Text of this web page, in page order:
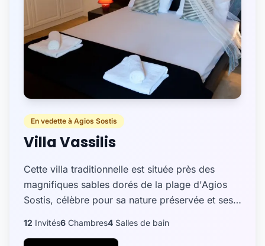
En vedette à Agios Sostis
Villa Vassilis
Cette villa traditionnelle est située près des
magnifiques sables dorés de la plage d'Agios
Sostis, célèbre pour sa nature préservée et ses
12 Invités6 Chambres4 Salles de bain